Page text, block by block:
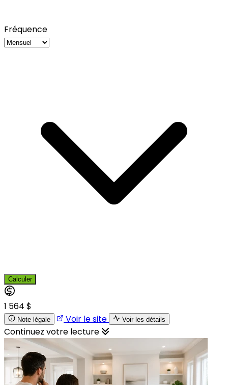
Fréquence
Calculer
1 564 $
Note légale Voir le site Voir les détails
Continuez votre lecture